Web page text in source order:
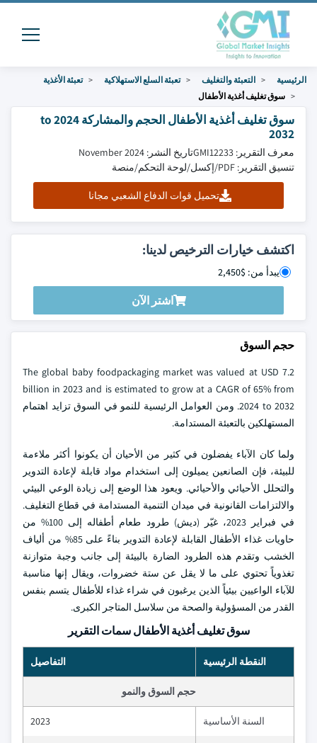
الرئيسية التعبئة والتغليف تعبئة السلع الاستهلاكية
تعبئة الأغذية
سوق تغليف أغذية الأطفال
سوق تغليف أغذية الأطفال الحجم والمشاركة 2024 to
2032
معرف التقرير: GMI12233
تاريخ النشر: November 2024
تنسيق التقرير: PDF/إكسل/لوحة التحكم/منصة
تحميل قوات الدفاع الشعبي مجانا
اكتشف خيارات الترخيص لدينا:
يبدأ من: $2,450
اشتر الآن
حجم السوق
The global baby foodpackaging market was valued at USD 7.2
billion in 2023 and is estimated to grow at a CAGR of 65% from
2024 to 2032. ومن العوامل الرئيسية للنمو في السوق تزايد اهتمام
المستهلكين بالتعبئة المستدامة.
ولما كان الآباء يفضلون في كثير من الأحيان أن يكونوا أكثر ملاءمة
للبيئة، فإن الصانعين يميلون إلى استخدام مواد قابلة لإعادة التدوير
والتحلل الأحيائي والأحيائي. ويعود هذا الوضع إلى زيادة الوعي البيئي
والالتزامات القانونية في ميدان التنمية المستدامة في قطاع التغليف.
في فبراير 2023، غيّر (ديش) طرود طعام أطفاله إلى 100% من
حاويات غذاء الأطفال القابلة لإعادة التدوير بناءً على 85% من ألياف
الخشب وتقدم هذه الطرود الضارة بالبيئة إلى جانب وجبة متوازنة
تغذوياً تحتوي على ما لا يقل عن ستة خضروات، ويقال إنها مناسبة
للآباء الواعيين بيئياً الذين يرغبون في شراء غذاء للأطفال يتسم بنفس
القدر من المسؤولية والصحة من سلاسل المتاجر الكبرى.
سوق تغليف أغذية الأطفال سمات التقرير
النقطة الرئيسية التفاصيل
حجم السوق والنمو
السنة الأساسية 2023